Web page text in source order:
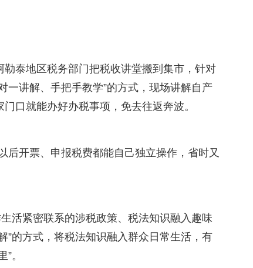
泰地区税务部门把税收讲堂搬到集市，针对
一讲解、手把手教学”的方式，现场讲解自产
口就能办好办税事项，免去往返奔波。
后开票、申报税费都能自己独立操作，省时又
活紧密联系的涉税政策、税法知识融入趣味
”的方式，将税法知识融入群众日常生活，有
。